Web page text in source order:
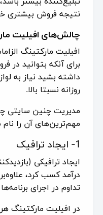
نتیجه فروش بیشتری
چالش‌های افیلیت
افیلیت مارکتینگ
برای آنکه بتوانید
داشته بشید نیاز به
روزانه نسبتا بالا.
مدیریت چنین سایتی
مهم‌ترین‌های آن را نام
1- ایجاد ترافیک
ایجاد ترافیکی
درآمد کسب کرد،
تداوم در اجرای
در افیلیت مارکتینگ